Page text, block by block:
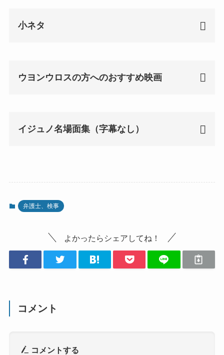
小ネタ
ウヨンウロスの方へのおすすめ映画
イジュノ名場面集（字幕なし）
弁護士、検事
よかったらシェアしてね！
コメント
コメントする